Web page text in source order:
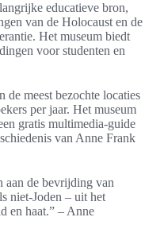
educatieve bron,
van de Holocaust en de
Het museum biedt
voor studenten en
de meest bezochte locaties
per jaar. Het museum
gratis multimedia-guide
van Anne Frank
aan de bevrijding van
niet-Joden – uit het
en haat.” – Anne